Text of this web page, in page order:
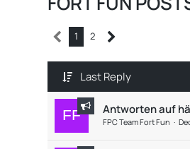
1 2
Last Reply
Antworten auf
FPC Team Fort Fun